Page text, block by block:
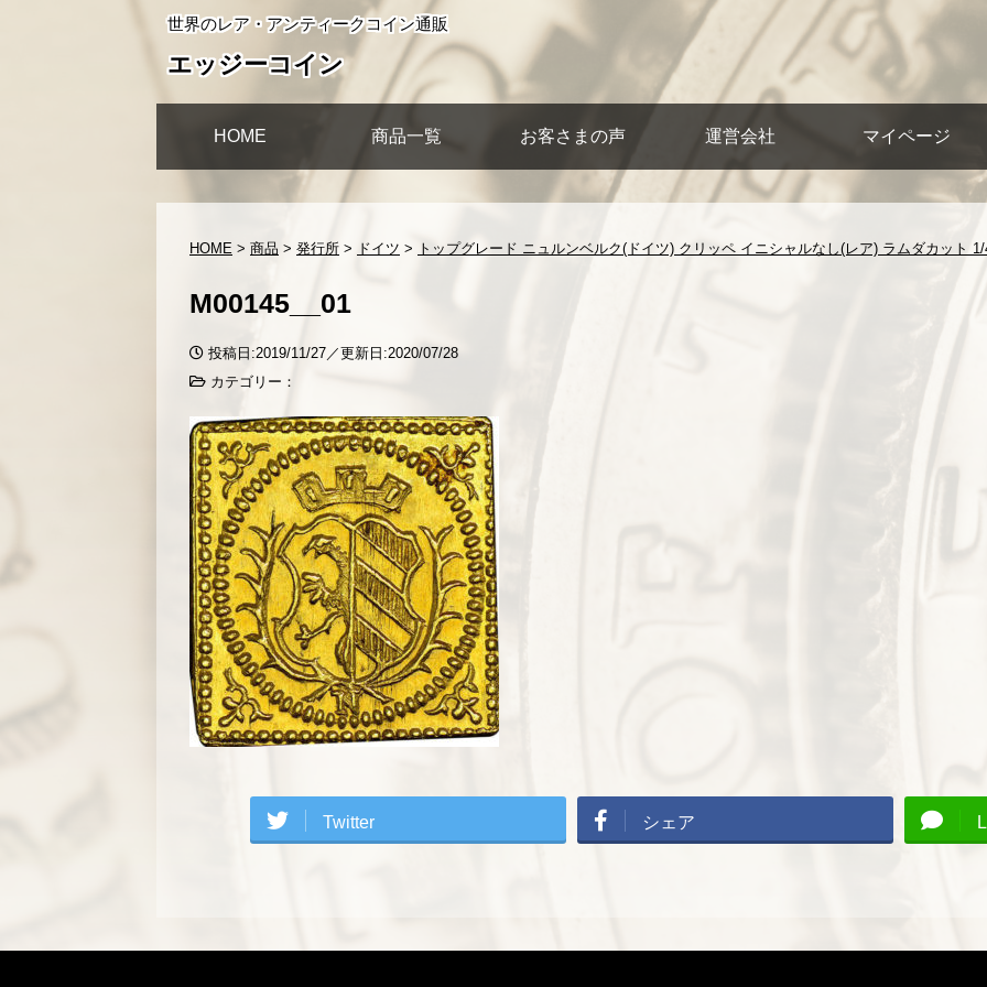
世界のレア・アンティークコイン通販
エッジーコイン
HOME 商品一覧 お客さまの声 運営会社 マイページ
HOME > 商品 > 発行所 > ドイツ > トップグレード ニュルンベルク(ドイツ) クリッペ イニシャルなし(レア) ラムダカット
M00145__01
投稿日:2019/11/27／更新日:2020/07/28
カテゴリー：
Twitter シェア